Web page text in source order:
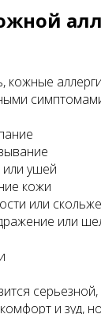
кожные
ушей
кожи
или
или
и зуд,